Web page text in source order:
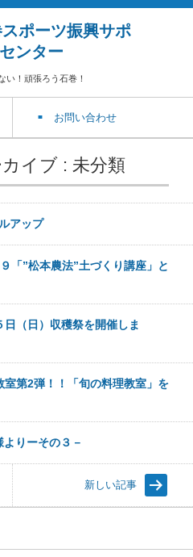
ポーツ振興サポ
ンター
い！頑張ろう石巻！
お問い合わせ
イブ : 未分類
アップ
「”松本農法”土づくり講座」と
日（日）収穫祭を開催しま
室第2弾！！「旬の料理教室」を
りーその３－
新しい記事